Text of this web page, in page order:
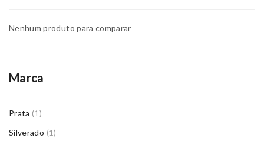
Nenhum produto para comparar
Marca
Prata (1)
Silverado (1)